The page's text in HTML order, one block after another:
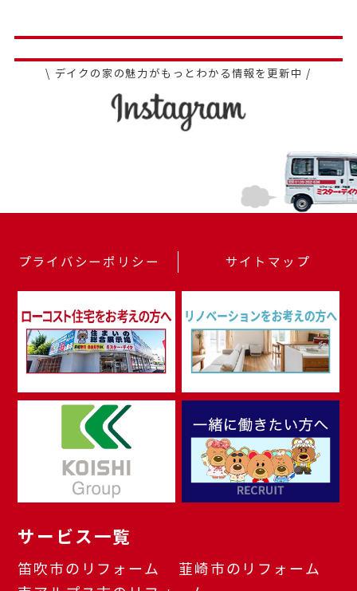
\ デイクの家の魅力がもっとわかる情報を更新中 /
プライバシーポリシー サイトマップ
サービス一覧
笛吹市のリフォーム
韮崎市のリフォーム